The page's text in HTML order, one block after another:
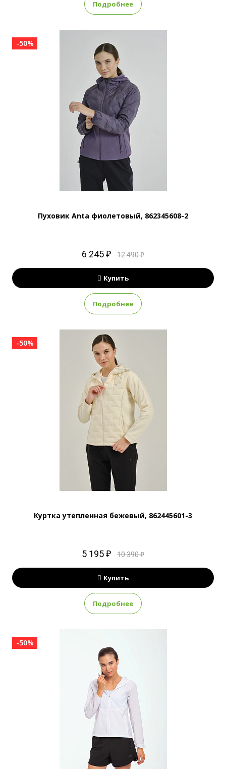
Подробнее
-50%
Пуховик Anta фиолетовый, 862345608-2
6 245 ₽ 12 490 ₽
Купить
Подробнее
-50%
Куртка утепленная бежевый, 862445601-3
5 195 ₽ 10 390 ₽
Купить
Подробнее
-50%